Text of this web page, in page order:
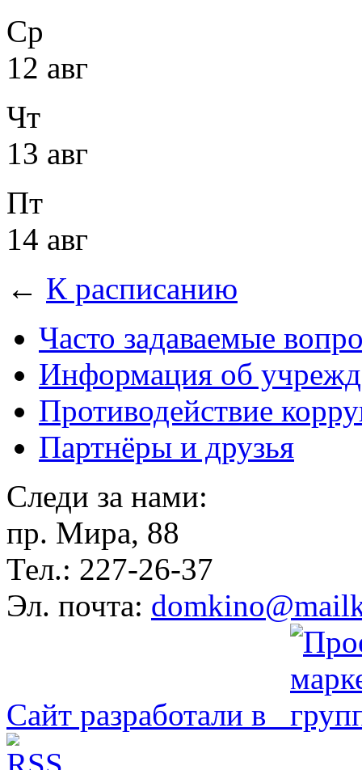
Ср
12 авг
Чт
13 авг
Пт
14 авг
← К расписанию
Часто задаваемые
Информация об
Противодействие
Партнёры и друзья
Следи за нами:
пр. Мира, 88
Тел.: 227-26-37
Эл. почта:
Сайт разработали в